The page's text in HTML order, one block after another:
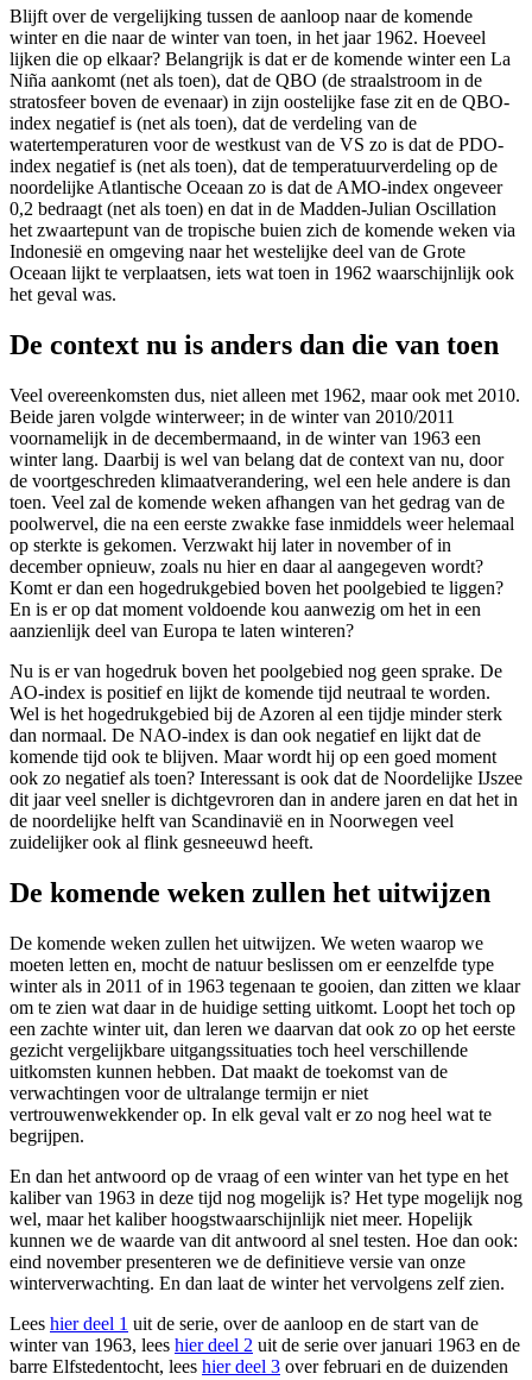
Blijft over de vergelijking tussen de aanloop naar de komende
winter en die naar de winter van toen, in het jaar 1962. Hoeveel
lijken die op elkaar? Belangrijk is dat er de komende winter een La
Niña aankomt (net als toen), dat de QBO (de straalstroom in de
stratosfeer boven de evenaar) in zijn oostelijke fase zit en de QBO-
index negatief is (net als toen), dat de verdeling van de
watertemperaturen voor de westkust van de VS zo is dat de PDO-
index negatief is (net als toen), dat de temperatuurverdeling op de
noordelijke Atlantische Oceaan zo is dat de AMO-index ongeveer
0,2 bedraagt (net als toen) en dat in de Madden-Julian Oscillation
het zwaartepunt van de tropische buien zich de komende weken via
Indonesië en omgeving naar het westelijke deel van de Grote
Oceaan lijkt te verplaatsen, iets wat toen in 1962 waarschijnlijk ook
het geval was.
De context nu is anders dan die van toen
Veel overeenkomsten dus, niet alleen met 1962, maar ook met 2010.
Beide jaren volgde winterweer; in de winter van 2010/2011
voornamelijk in de decembermaand, in de winter van 1963 een
winter lang. Daarbij is wel van belang dat de context van nu, door
de voortgeschreden klimaatverandering, wel een hele andere is dan
toen. Veel zal de komende weken afhangen van het gedrag van de
poolwervel, die na een eerste zwakke fase inmiddels weer helemaal
op sterkte is gekomen. Verzwakt hij later in november of in
december opnieuw, zoals nu hier en daar al aangegeven wordt?
Komt er dan een hogedrukgebied boven het poolgebied te liggen?
En is er op dat moment voldoende kou aanwezig om het in een
aanzienlijk deel van Europa te laten winteren?
Nu is er van hogedruk boven het poolgebied nog geen sprake. De
AO-index is positief en lijkt de komende tijd neutraal te worden.
Wel is het hogedrukgebied bij de Azoren al een tijdje minder sterk
dan normaal. De NAO-index is dan ook negatief en lijkt dat de
komende tijd ook te blijven. Maar wordt hij op een goed moment
ook zo negatief als toen? Interessant is ook dat de Noordelijke IJszee
dit jaar veel sneller is dichtgevroren dan in andere jaren en dat het in
de noordelijke helft van Scandinavië en in Noorwegen veel
zuidelijker ook al flink gesneeuwd heeft.
De komende weken zullen het uitwijzen
De komende weken zullen het uitwijzen. We weten waarop we
moeten letten en, mocht de natuur beslissen om er eenzelfde type
winter als in 2011 of in 1963 tegenaan te gooien, dan zitten we klaar
om te zien wat daar in de huidige setting uitkomt. Loopt het toch op
een zachte winter uit, dan leren we daarvan dat ook zo op het eerste
gezicht vergelijkbare uitgangssituaties toch heel verschillende
uitkomsten kunnen hebben. Dat maakt de toekomst van de
verwachtingen voor de ultralange termijn er niet
vertrouwenwekkender op. In elk geval valt er zo nog heel wat te
begrijpen.
En dan het antwoord op de vraag of een winter van het type en het
kaliber van 1963 in deze tijd nog mogelijk is? Het type mogelijk nog
wel, maar het kaliber hoogstwaarschijnlijk niet meer. Hopelijk
kunnen we de waarde van dit antwoord al snel testen. Hoe dan ook:
eind november presenteren we de definitieve versie van onze
winterverwachting. En dan laat de winter het vervolgens zelf zien.
Lees hier deel 1 uit de serie, over de aanloop en de start van de
winter van 1963, lees hier deel 2 uit de serie over januari 1963 en de
barre Elfstedentocht, lees hier deel 3 over februari en de duizenden